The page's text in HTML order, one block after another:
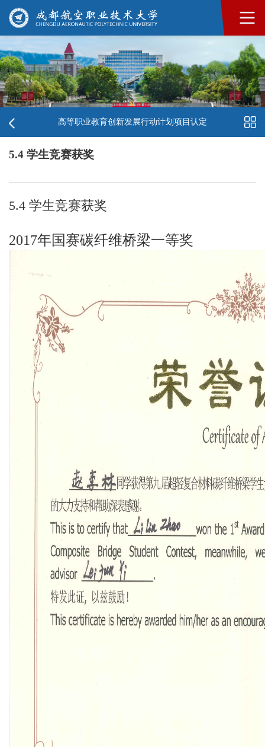
高等职业教育创新发展行动计划项目认定
5.4 学生竞赛获奖
5.4 学生竞赛获奖
2017年国赛碳纤维桥梁一等奖